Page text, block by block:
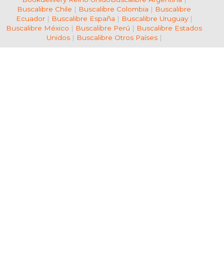
Buscalibre Chile | Buscalibre Colombia | Buscalibre
Ecuador| Buscalibre España | Buscalibre Uruguay|
Buscalibre México | Buscalibre Perú | Buscalibre Estados
Unidos| Buscalibre Otros Países|